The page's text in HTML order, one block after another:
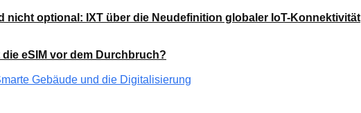
nicht optional: IXT über die Neudefinition globaler IoT-Konnektivität
eSIM vor dem Durchbruch?